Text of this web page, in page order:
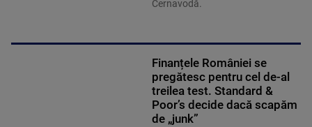
Cernavodă.
Finanțele României se
pregătesc pentru cel de-al
treilea test. Standard &
Poor’s decide dacă scapăm
de „junk”